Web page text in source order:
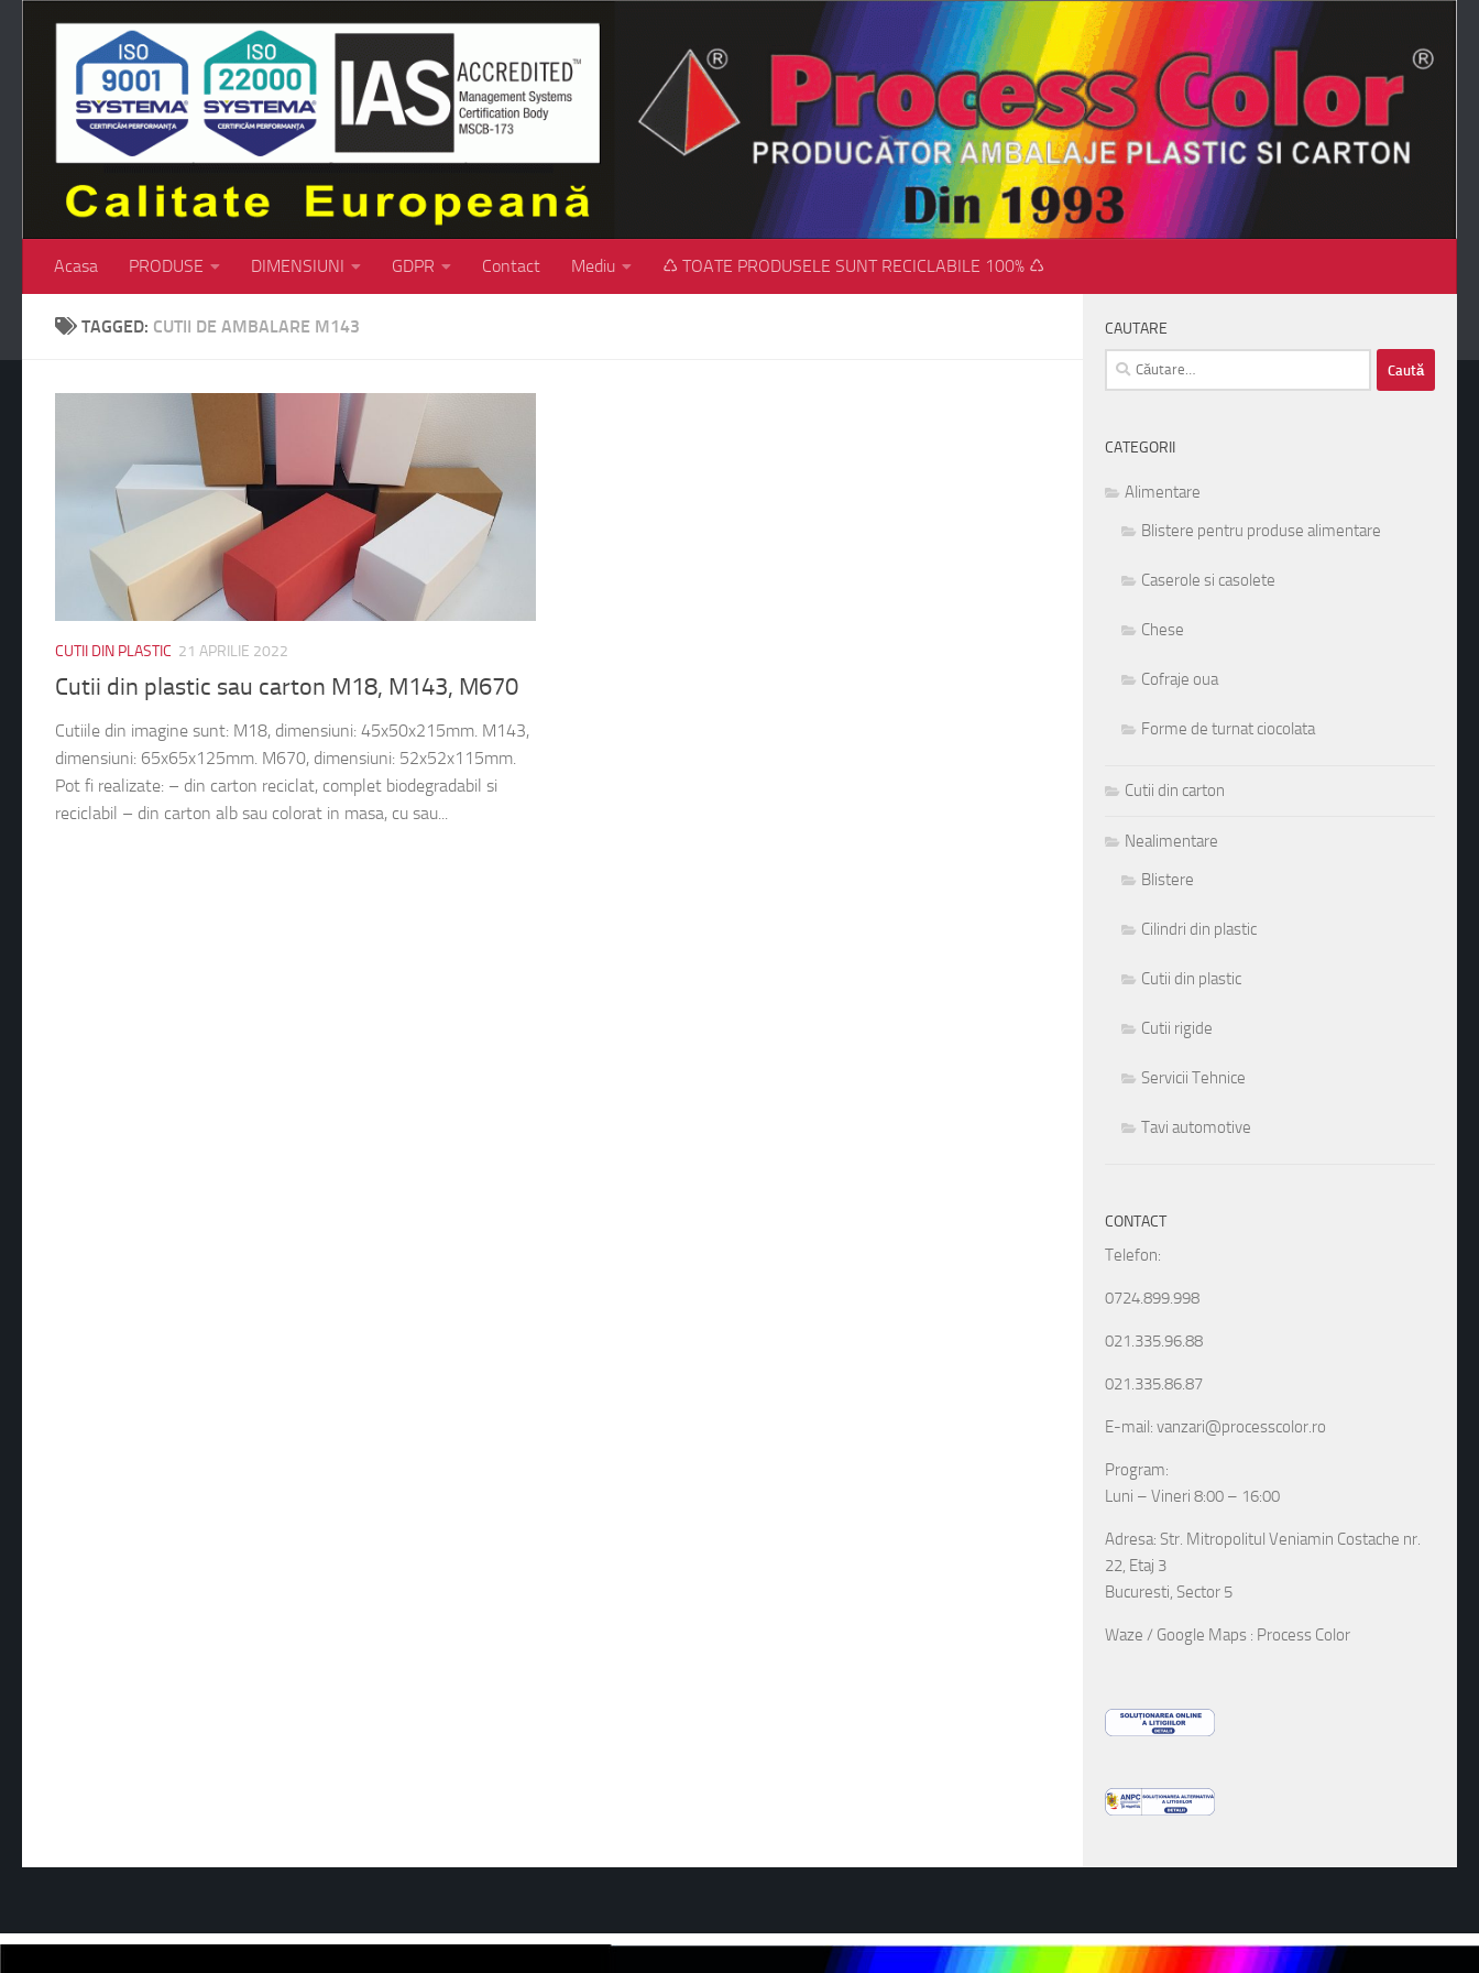
Skip to content
Acasa PRODUSE DIMENSIUNI GDPR Contact Mediu ♺ TOATE PRODUSELE SUNT RECICLABILE 100% ♺
TAGGED: CUTII DE AMBALARE M143
CUTII DIN PLASTIC 21 APRILIE 2022
Cutii din plastic sau carton M18, M143, M670
Cutiile din imagine sunt: M18, dimensiuni: 45x50x215mm. M143,
dimensiuni: 65x65x125mm. M670, dimensiuni: 52x52x115mm.
Pot fi realizate: – din carton reciclat, complet biodegradabil si
reciclabil – din carton alb sau colorat in masa, cu sau...
CAUTARE
Caută
după:
CATEGORII
Alimentare
Blistere pentru produse alimentare
Caserole si casolete
Chese
Cofraje oua
Forme de turnat ciocolata
Cutii din carton
Nealimentare
Blistere
Cilindri din plastic
Cutii din plastic
Cutii rigide
Servicii Tehnice
Tavi automotive
CONTACT
Telefon:
0724.899.998
021.335.96.88
021.335.86.87
E-mail: vanzari@processcolor.ro
Program:
Luni – Vineri 8:00 – 16:00
Adresa: Str. Mitropolitul Veniamin Costache nr.
22, Etaj 3
Bucuresti, Sector 5
Waze / Google Maps : Process Color